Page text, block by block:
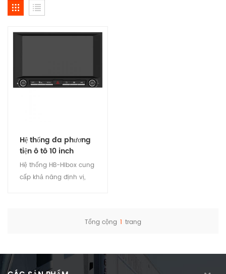
Hệ thống đa phương
tiện ô tô 10 inch
Hệ thống HB-Hibox cung
cấp khả năng định vị,
điều khiển, điều hướng,
các tính năng khác. Nó
Tổng cộng 1 trang